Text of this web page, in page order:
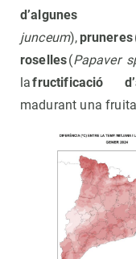
junceum),pruneres
roselles(Papaver
lafructificació
madurant una